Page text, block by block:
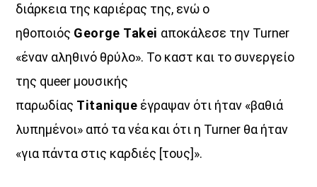
διάρκεια της καριέρας της, ενώ ο
ηθοποιός George Takei αποκάλεσε την Turner
«έναν αληθινό θρύλο». Το καστ και το συνεργείο
της queer μουσικής
παρωδίας Titanique έγραψαν ότι ήταν «βαθιά
λυπημένοι» από τα νέα και ότι η Turner θα ήταν
«για πάντα στις καρδιές [τους]».